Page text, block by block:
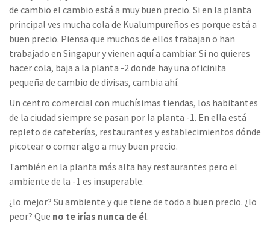
de cambio el cambio está a muy buen precio. Si en la planta
principal ves mucha cola de Kualumpureños es porque está a
buen precio. Piensa que muchos de ellos trabajan o han
trabajado en Singapur y vienen aquí a cambiar. Si no quieres
hacer cola, baja a la planta -2 donde hay una oficinita
pequeña de cambio de divisas, cambia ahí.
Un centro comercial con muchísimas tiendas, los habitantes
de la ciudad siempre se pasan por la planta -1. En ella está
repleto de cafeterías, restaurantes y establecimientos dónde
picotear o comer algo a muy buen precio.
También en la planta más alta hay restaurantes pero el
ambiente de la -1 es insuperable.
¿lo mejor? Su ambiente y que tiene de todo a buen precio. ¿lo
peor? Que no te irías nunca de él.